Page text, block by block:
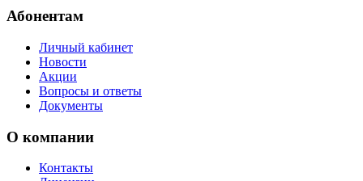
Абонентам
Личный кабинет
Новости
Акции
Вопросы и ответы
Документы
О компании
Контакты